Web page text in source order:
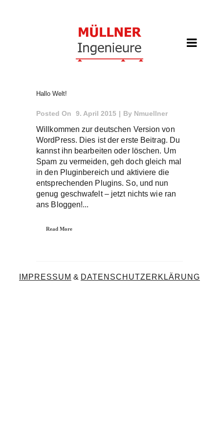
Hallo Welt!
Posted On 9. April 2015 By Nmuellner
Willkommen zur deutschen Version von
WordPress. Dies ist der erste Beitrag. Du
kannst ihn bearbeiten oder löschen. Um
Spam zu vermeiden, geh doch gleich mal
in den Pluginbereich und aktiviere die
entsprechenden Plugins. So, und nun
genug geschwafelt – jetzt nichts wie ran
ans Bloggen!...
Read More
IMPRESSUM & DATENSCHUTZERKLÄRUNG